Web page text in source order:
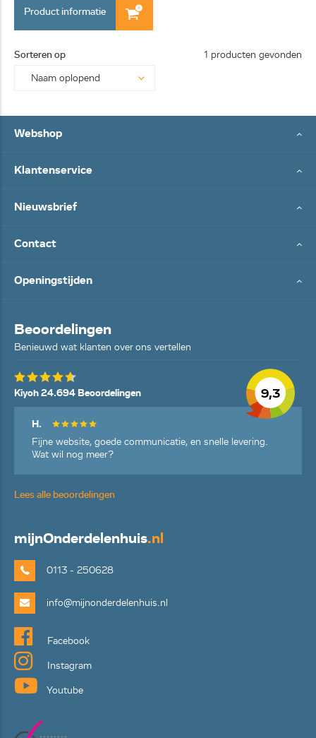
Product informatie
Sorteren op 1 producten gevonden
Webshop
Klantenservice
Nieuwsbrief
Contact
Openingstijden
Beoordelingen
Benieuwd wat klanten over ons vertellen
9,3
Kiyoh 24.694 Beoordelingen
H.
Fijne website, goede communicatie, en snelle levering.
Wat wil nog meer?
Lees alle beoordelingen
mijnOnderdelenhuis.nl
0113 - 250628
info@mijnonderdelenhuis.nl
Facebook
Instagram
Youtube